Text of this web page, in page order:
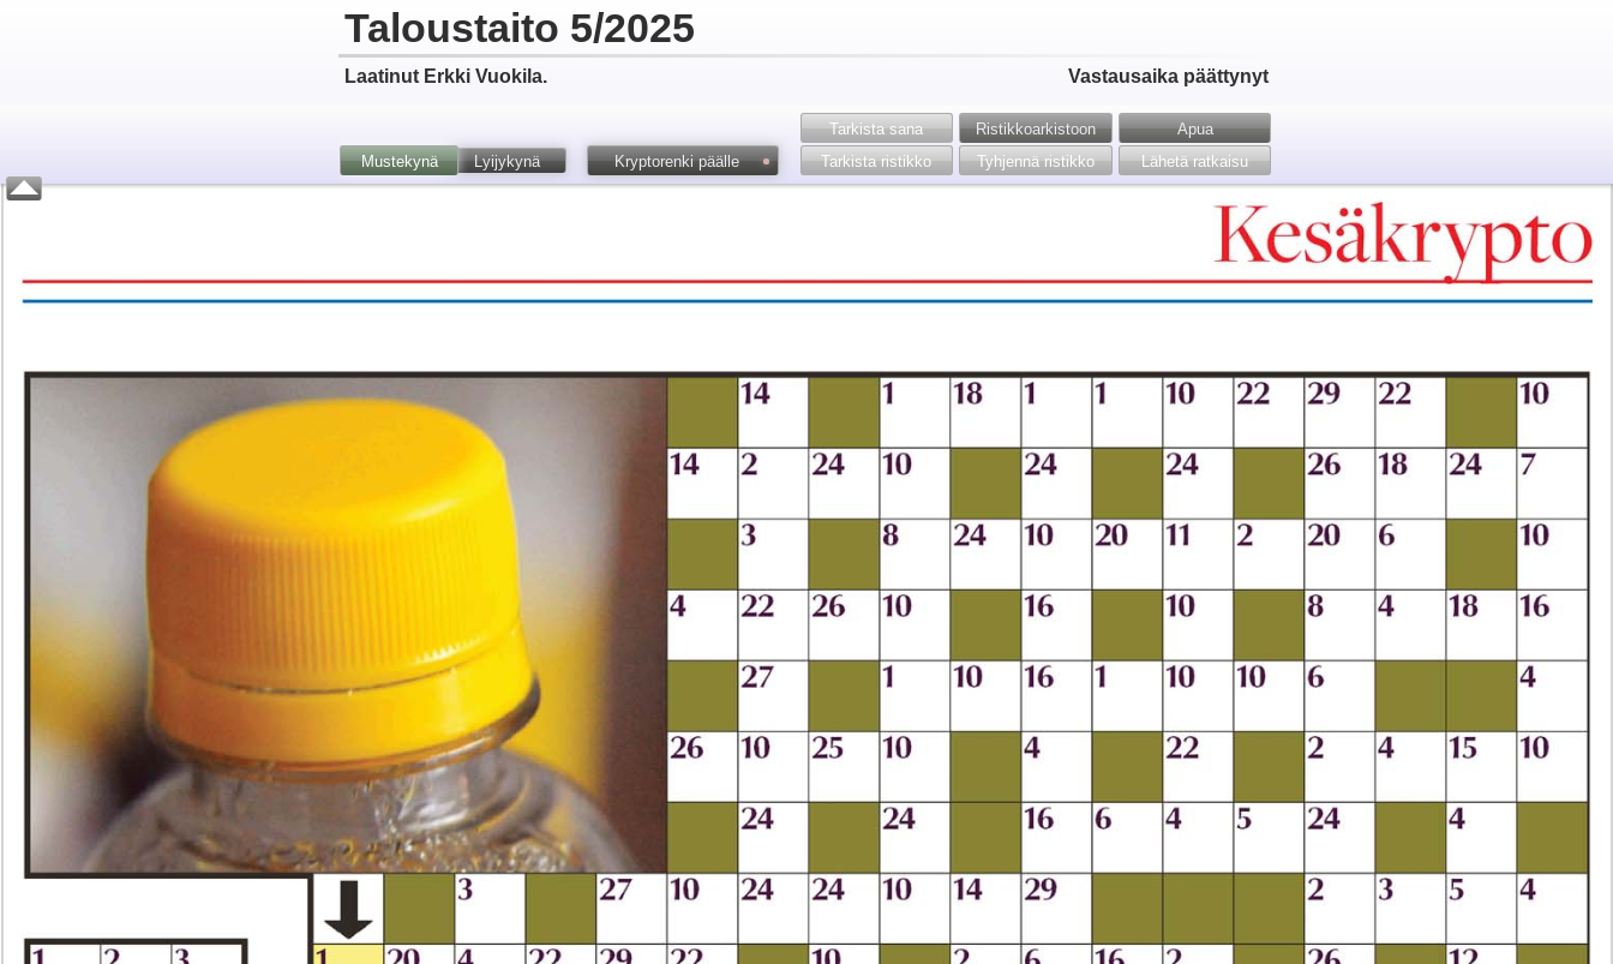
Taloustaito 5/2025
Laatinut Erkki Vuokila. Vastausaika päättynyt
Mustekynä Lyijykynä Kryptorenki päälle
Tarkista sana
Tarkista ristikko
Ristikko­arkistoon
Tyhjennä ristikko
Apua
Lähetä ratkaisu